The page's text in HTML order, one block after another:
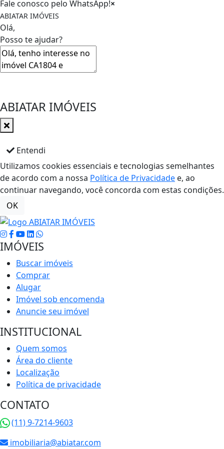
Fale conosco pelo WhatsApp!×
ABIATAR IMÓVEIS
Olá,
Posso te ajudar?
ABIATAR IMÓVEIS
Entendi
Utilizamos cookies essenciais e tecnologias semelhantes
de acordo com a nossa Política de Privacidade e, ao
continuar navegando, você concorda com estas condições.
OK
IMÓVEIS
Buscar imóveis
Comprar
Alugar
Imóvel sob encomenda
Anuncie seu imóvel
INSTITUCIONAL
Quem somos
Área do cliente
Localização
Política de privacidade
CONTATO
(11) 9-7214-9603
imobiliaria@abiatar.com